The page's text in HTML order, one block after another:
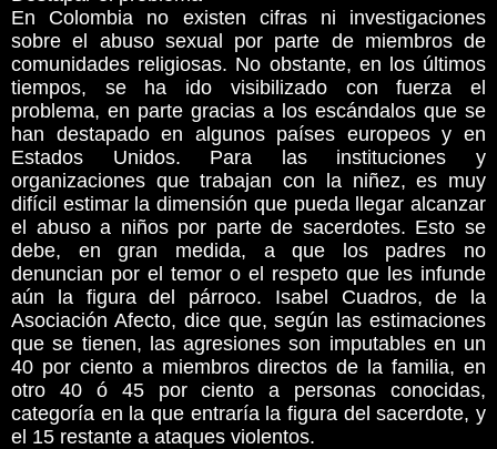
En Colombia no existen cifras ni investigaciones
sobre el abuso sexual por parte de miembros de
comunidades religiosas. No obstante, en los últimos
tiempos, se ha ido visibilizado con fuerza el
problema, en parte gracias a los escándalos que se
han destapado en algunos países europeos y en
Estados Unidos. Para las instituciones y
organizaciones que trabajan con la niñez, es muy
difícil estimar la dimensión que pueda llegar alcanzar
el abuso a niños por parte de sacerdotes. Esto se
debe, en gran medida, a que los padres no
denuncian por el temor o el respeto que les infunde
aún la figura del párroco. Isabel Cuadros, de la
Asociación Afecto, dice que, según las estimaciones
que se tienen, las agresiones son imputables en un
40 por ciento a miembros directos de la familia, en
otro 40 ó 45 por ciento a personas conocidas,
categoría en la que entraría la figura del sacerdote, y
el 15 restante a ataques violentos.